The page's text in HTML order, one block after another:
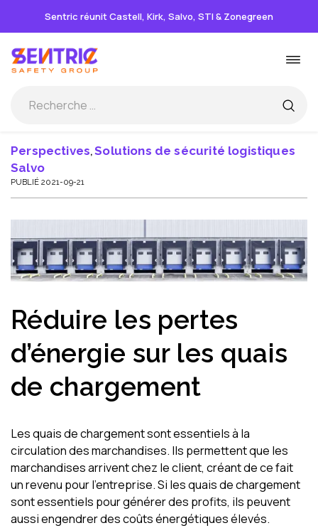
Sentric réunit Castell, Kirk, Salvo, STI & Zonegreen
au
contenu
la
Perspectives,Solutions de sécurité logistiques
Salvo
PUBLIÉ 2021-09-21
Réduire les pertes
d’énergie sur les quais
de chargement
Les quais de chargement sont essentiels à la
circulation des marchandises. Ils permettent que les
marchandises arrivent chez le client, créant de ce fait
un revenu pour l’entreprise. Si les quais de chargement
sont essentiels pour générer des profits, ils peuvent
aussi engendrer des coûts énergétiques élevés.